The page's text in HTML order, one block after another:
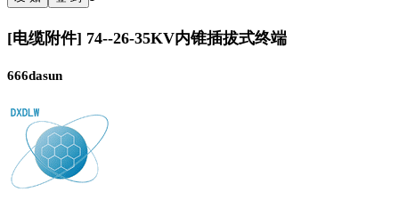
[电缆附件] 74--26-35KV内锥插拔式终端
666dasun